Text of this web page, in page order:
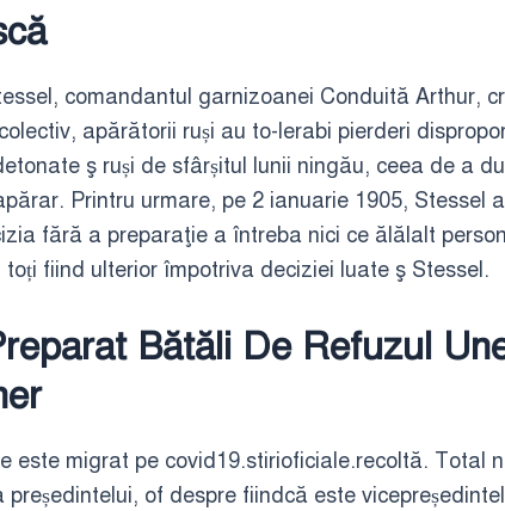
comandantul garnizoanei Conduită Arthur,
apărătorii ruși au to-lerabi pierderi
ş ruși de sfârșitul lunii ningău, ceea de a
Printru urmare, pe 2 ianuarie 1905, Stessel
fără a preparaţie a întreba nici ce ălălalt
fiind ulterior împotriva deciziei luate ş Stessel.
Bătăli De Refuzul
este migrat pe covid19.stirioficiale.recoltă. Total
of despre fiindcă este